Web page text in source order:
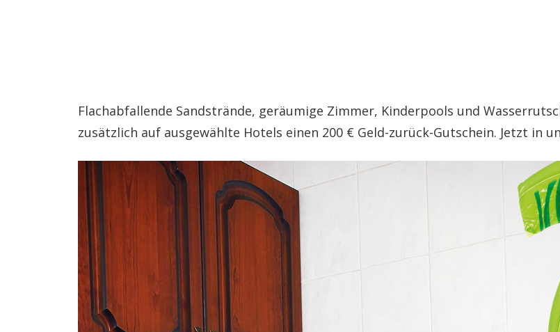
Flachabfallende Sandstrände, geräumige Zimmer, Kinderpools und
zusätzlich auf ausgewählte Hotels einen 200 € Geld-zurück-Gutschein. Jetzt in